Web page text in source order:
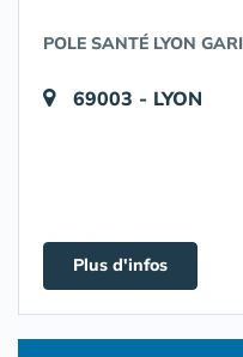
POLE SANTÉ LYON
69003 - LYON
Plus d'infos